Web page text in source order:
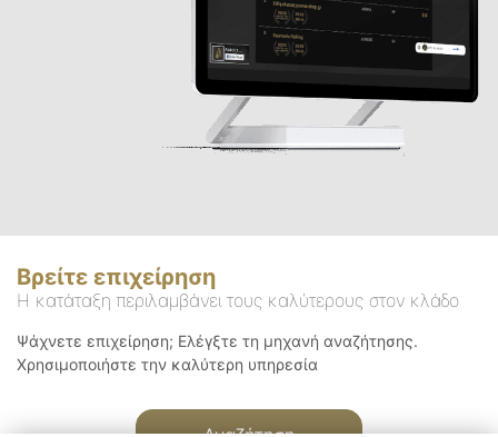
Βρείτε επιχείρηση
Η κατάταξη περιλαμβάνει τους καλύτερους στον κλάδο
Ψάχνετε επιχείρηση; Ελέγξτε τη μηχανή αναζήτησης.
Χρησιμοποιήστε την καλύτερη υπηρεσία